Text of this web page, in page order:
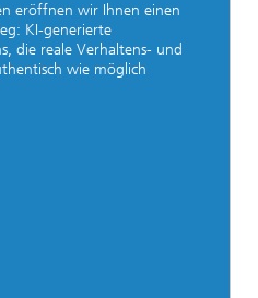
eröffnen wir Ihnen einen
KI-generierte
die reale Verhaltens- und
wie möglich